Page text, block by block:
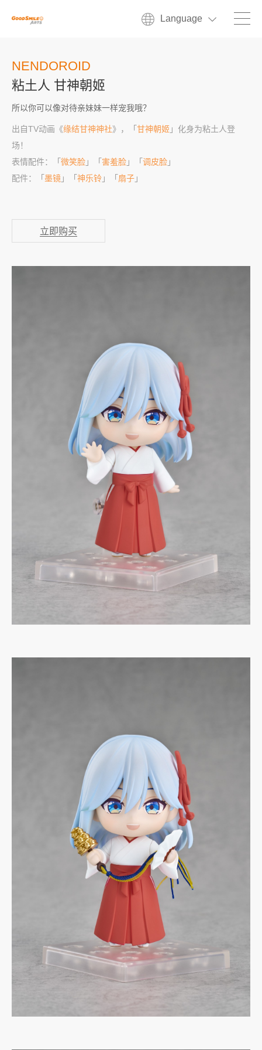
Language
NENDOROID
粘土人 甘神朝姬
所以你可以像对待亲妹妹一样宠我哦？
出自TV动画《缘结甘神神社》，「 甘神朝姬 」化身为粘土人登
场！
表情配件：「 微笑脸 」「 害羞脸 」「 调皮脸 」
配件：「 墨镜 」「 神乐铃 」「 扇子 」
立即购买